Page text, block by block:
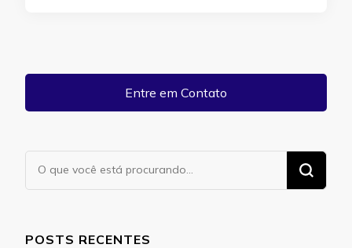
Entre em Contato
Procurando
POSTS RECENTES